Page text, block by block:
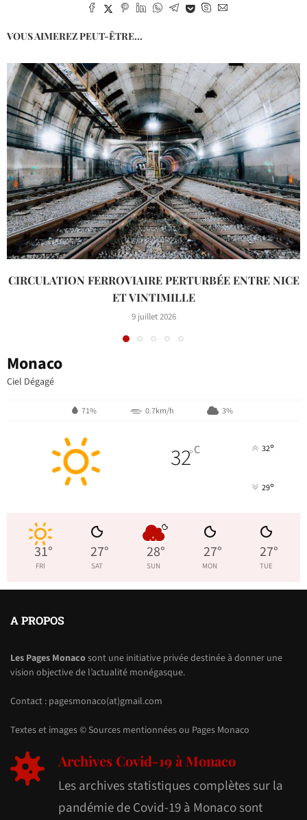
VOUS AIMEREZ PEUT-ÊTRE...
CIRCULATION FERROVIAIRE PERTURBÉE ENTRE NICE
ET VINTIMILLE
9 juillet 2026
Monaco
Ciel Dégagé
71% 0.7km/h 3%
32°C 32°
29°
31°
FRI
27°
SAT
28°
SUN
27°
MON
27°
TUE
A PROPOS
Les Pages Monacosont une initiative privée destinée à donner une
vision objective de l’actualité monégasque.
Contact : pagesmonaco(at)gmail.com
Textes et images © Sources mentionnées ou Pages Monaco
Archives Covid-19 à Monaco
Les archives statistiques complètes sur la
pandémie de Covid-19 à Monaco sont